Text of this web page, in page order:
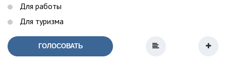
Для работы
Для туризма
ГОЛОСОВАТЬ